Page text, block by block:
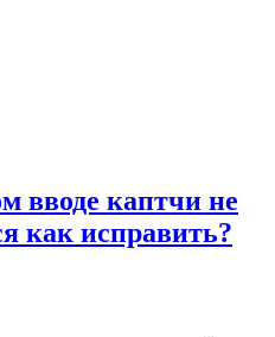
вводе каптчи не
как исправить?